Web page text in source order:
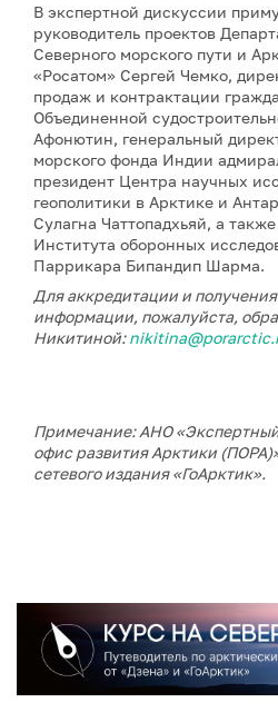
В экспертной дискуссии
руководитель проектов
Северного морского пути и
«Росатом» Сергей Чемко,
продаж и контрактации
Объединенной
Афонютин, генеральный
морского фонда Индии
президент Центра научных
геополитики в Арктике и
Сулагна Чаттопадхьяй, а
Института оборонных
Паррикара Бипандип Шарма.
Для аккредитации и
информации, пожалуйста,
Никитиной:
Примечание: АНО
офис развития Арктики
сетевого издания «ГоАрктик».